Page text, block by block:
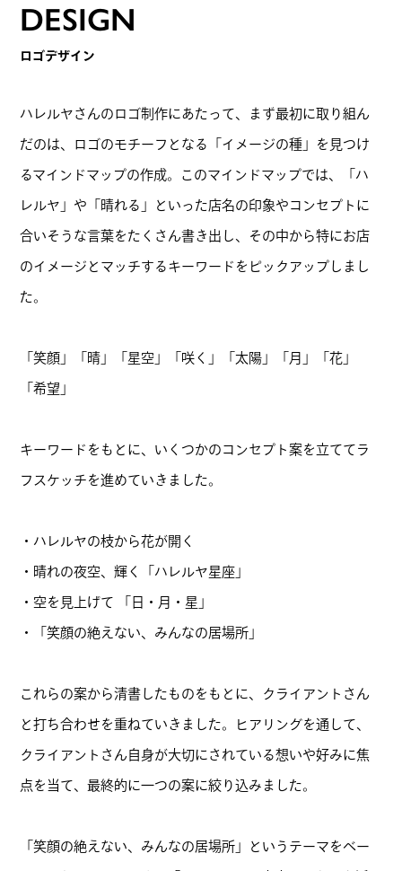
DESIGN
ロゴデザイン
ハレルヤさんのロゴ制作にあたって、まず最初に取り組ん
だのは、ロゴのモチーフとなる「イメージの種」を見つけ
るマインドマップの作成。このマインドマップでは、「ハ
レルヤ」や「晴れる」といった店名の印象やコンセプトに
合いそうな言葉をたくさん書き出し、その中から特にお店
のイメージとマッチするキーワードをピックアップしまし
た。
「笑顔」「晴」「星空」「咲く」「太陽」「月」「花」
「希望」
キーワードをもとに、いくつかのコンセプト案を立ててラ
フスケッチを進めていきました。
・ハレルヤの枝から花が開く
・晴れの夜空、輝く「ハレルヤ星座」
・空を見上げて 「日・月・星」
・「笑顔の絶えない、みんなの居場所」
これらの案から清書したものをもとに、クライアントさん
と打ち合わせを重ねていきました。ヒアリングを通して、
クライアントさん自身が大切にされている想いや好みに焦
点を当て、最終的に一つの案に絞り込みました。
「笑顔の絶えない、みんなの居場所」というテーマをベー